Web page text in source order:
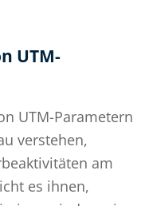
UTM-
UTM-Parametern
verstehen,
am
es ihnen,